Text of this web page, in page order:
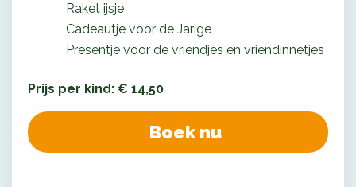
Raket ijsje
Cadeautje voor de Jarige
Presentje voor de vriendjes en vriendinnetjes
Prijs per kind: € 14,50
Boek nu